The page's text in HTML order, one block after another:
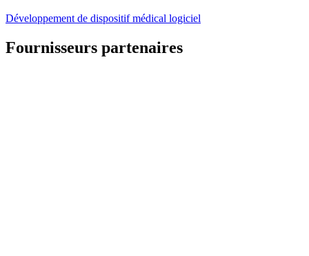
Développement de dispositif médical logiciel
Fournisseurs partenaires